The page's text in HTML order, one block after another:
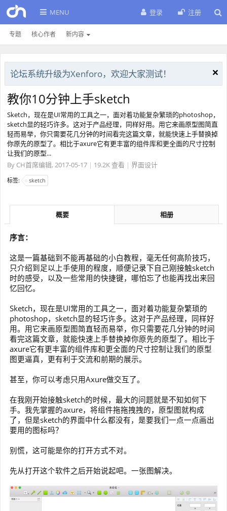
MENU
专题 核心作者 新内容
登录 注册
论坛系统升级为Xenforo，欢迎大家测试！
教你10分钟上手sketch
Sketch，现在是UI常用的工具之一，面对着功能复杂繁琐的photoshop，
sketch显的轻巧许多。这对于产品经理，同样好用。用它来画原型图简直
轻而易举，你只需要花几分钟的时间看完这篇文章，就能快速上手替换掉
你原先的原型了。相比于axure它有更丰富的组件库和更全面的尺寸控制
让我们的原型...
By CH首席编辑, 2017-05-17 | 19.2K 查看 | 界面设计
标签: sketch
概要 相册
序言：
这是一篇基础到不能再基础的小白教程，毫无任何高阶技巧，
只介绍到足以上手使用的程度，顺便记录下自己刚接触sketch
时的感受，以及一些常用的快捷键，哪怕忘了也能再找出来回
忆回忆。
Sketch，现在是UI常用的工具之一，面对着功能复杂繁琐的
photoshop，sketch显的轻巧许多。这对于产品经理，同样好
用。用它来画原型图简直轻而易举，你只需要花几分钟的时间
看完这篇文章，就能快速上手替换掉你原先的原型了。相比于
axure它有更丰富的组件库和更全面的尺寸控制让我们的原型
图更逼真，更有利于交流和前期的展示。
甚至，你可以考虑只用Axure做交互了。
在我刚开始接触sketch的时候，最大的问题就是不知如何下
手。我先掌握的axure，将组件拖拖拽拽的，原型图就构成
了，但是sketch的界面中什么都没有，是要我们一点一点画出
要用的图标吗？
别慌，这可能是你的打开方式不对。
先从打开这个软件之后开始说起吧。一张图解决。